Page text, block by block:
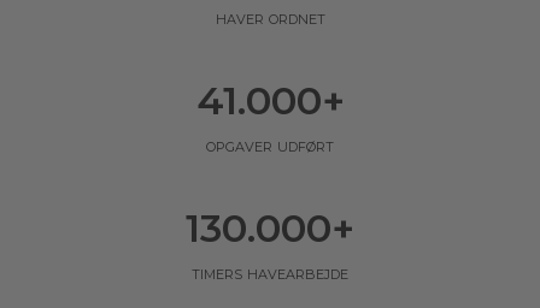
haver ordnet
opgaver udført
41.000+
timers havearbejde
130.000+